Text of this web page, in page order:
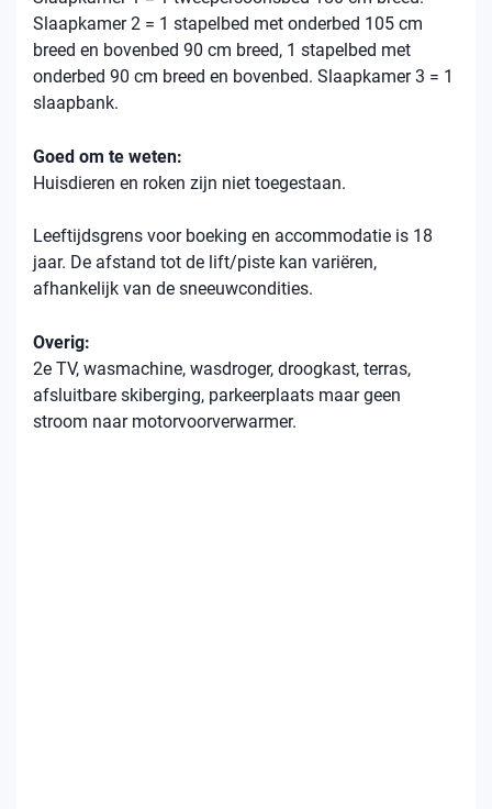
Slaapkamer 2 = 1 stapelbed met onderbed 105 cm
breed en bovenbed 90 cm breed, 1 stapelbed met
onderbed 90 cm breed en bovenbed. Slaapkamer 3 = 1
slaapbank.
Goed om te weten:
Huisdieren en roken zijn niet toegestaan.
Leeftijdsgrens voor boeking en accommodatie is 18
jaar. De afstand tot de lift/piste kan variëren,
afhankelijk van de sneeuwcondities.
Overig:
2e TV, wasmachine, wasdroger, droogkast, terras,
afsluitbare skiberging, parkeerplaats maar geen
stroom naar motorvoorverwarmer.